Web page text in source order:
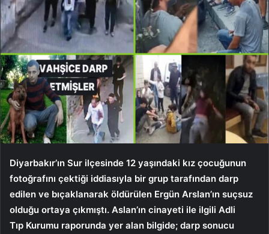
Diyarbakır’ın Sur ilçesinde 12 yaşındaki kız çocuğunun
fotoğrafını çektiği iddiasıyla bir grup tarafından darp
edilen ve bıçaklanarak öldürülen Ergün Arslan’ın suçsuz
olduğu ortaya çıkmıştı. Aslan’ın cinayeti ile ilgili Adli
Tıp Kurumu raporunda yer alan bilgide; darp sonucu